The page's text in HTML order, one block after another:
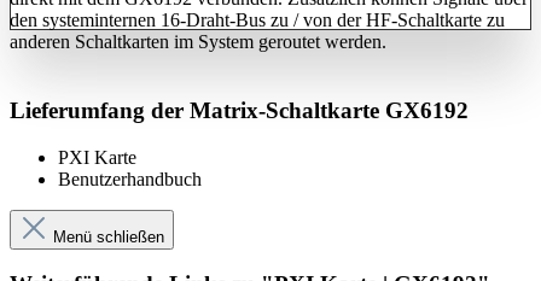
den systeminternen 16-Draht-Bus zu / von der HF-Schaltkarte zu
anderen Schaltkarten im System geroutet werden.
Lieferumfang der Matrix-Schaltkarte GX6192
PXI Karte
Benutzerhandbuch
Menü schließen